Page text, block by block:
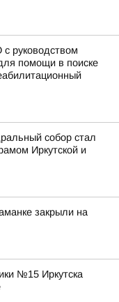
руководством
помощи в поиске
собор стал
Иркутской и
закрыли на
№15 Иркутска